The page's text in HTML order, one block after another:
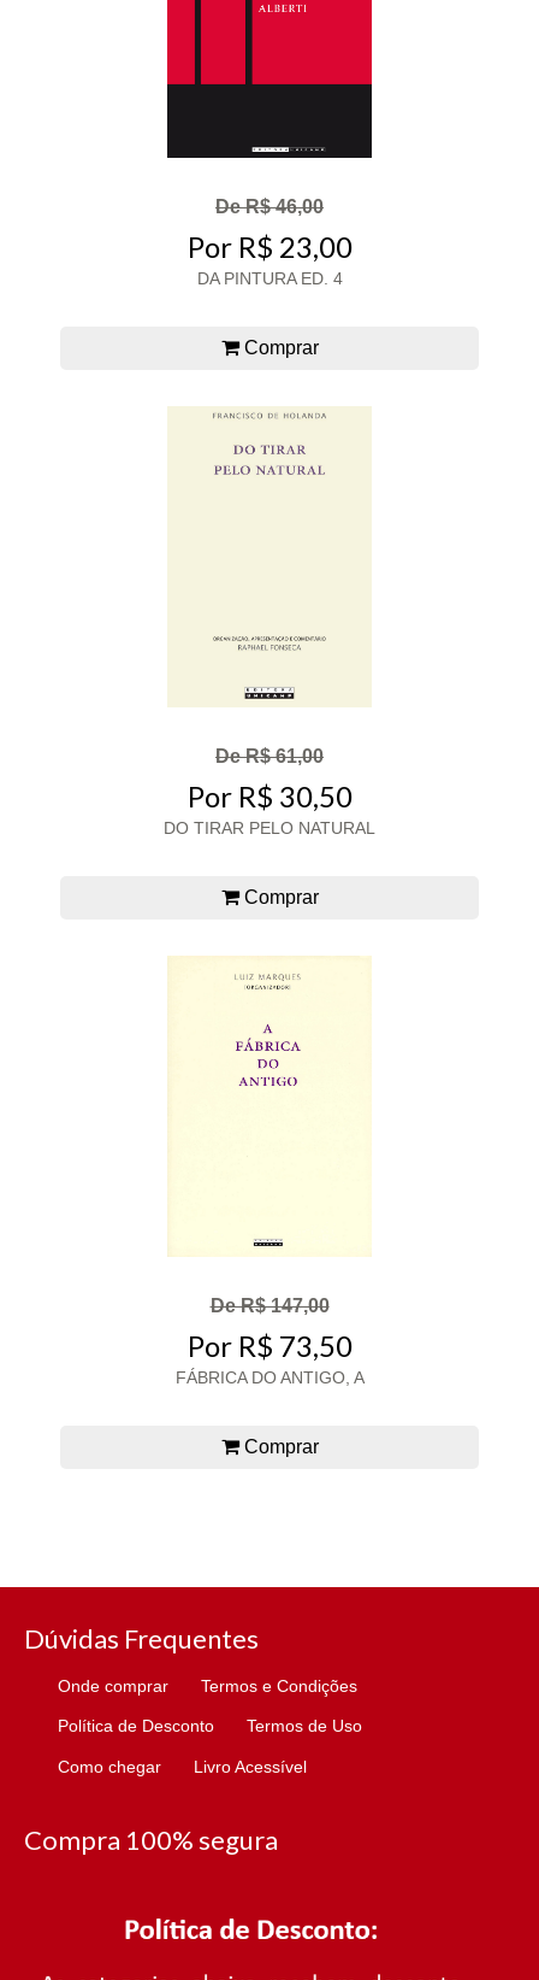
De R$ 46,00
Por R$ 23,00
DA PINTURA ED. 4
Comprar
De R$ 61,00
Por R$ 30,50
DO TIRAR PELO NATURAL
Comprar
De R$ 147,00
Por R$ 73,50
FÁBRICA DO ANTIGO, A
Comprar
Dúvidas Frequentes
Onde comprar Termos e Condições
Política de Desconto Termos de Uso
Como chegar Livro Acessível
Compra 100% segura